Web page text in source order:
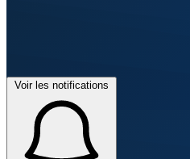
Voir les notifications